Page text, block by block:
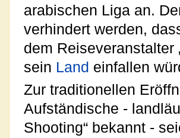
arabischen Liga an.
verhindert werden,
dem Reiseveranstalter
sein Land einfallen
Zur traditionellen
Aufständische -
Shooting“ bekannt -